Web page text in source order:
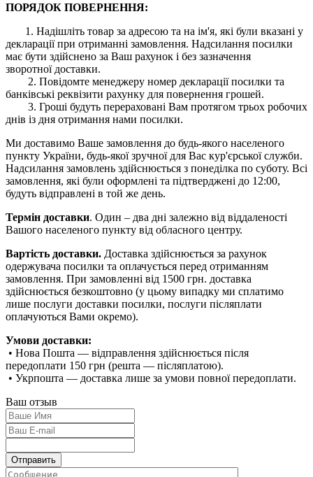
ПОРЯДОК ПОВЕРНЕННЯ:
1. Надішліть товар за адресою та на ім'я, які були вказані у
декларації при отриманні замовлення. Надсилання посилки
має бути здійснено за Ваш рахунок і без зазначення
зворотної доставки.
2. Повідомте менеджеру номер декларації посилки та
банківські реквізити рахунку для повернення грошей.
3. Гроші будуть перераховані Вам протягом трьох робочих
днів із дня отримання нами посилки.
Ми доставимо Ваше замовлення до будь-якого населеного
пункту України, будь-якої зручної для Вас кур'єрської служби.
Надсилання замовлень здійснюється з понеділка по суботу. Всі
замовлення, які були оформлені та підтверджені до 12:00,
будуть відправлені в той же день.
Термін доставки. Один – два дні залежно від віддаленості
Вашого населеного пункту від обласного центру.
Вартість доставки. Доставка здійснюється за рахунок
одержувача посилки та оплачується перед отриманням
замовлення. При замовленні від 1500 грн. доставка
здійснюється безкоштовно (у цьому випадку ми сплатимо
лише послуги доставки посилки, послуги післяплати
оплачуються Вами окремо).
Умови доставки:
• Нова Пошта — відправлення здійснюється після
передоплати 150 грн (решта — післяплатою).
• Укрпошта — доставка лише за умови повної передоплати.
Ваш отзыв